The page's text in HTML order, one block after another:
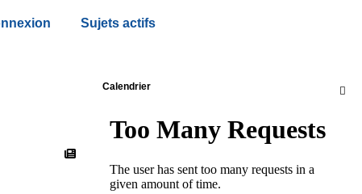
Sujets actifs

Calendrier